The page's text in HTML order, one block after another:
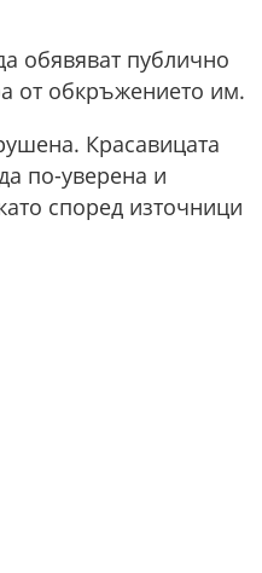
обявяват публично
от обкръжението им.
Красавицата
по-уверена и
според източници